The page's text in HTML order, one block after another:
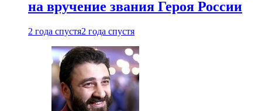
на вручение звания Героя России
2 года спустя2 года спустя